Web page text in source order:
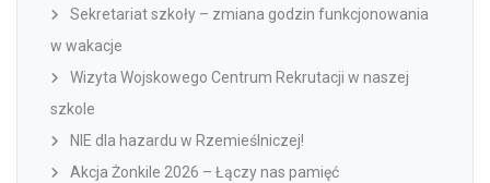
Sekretariat szkoły – zmiana godzin funkcjonowania
w wakacje
Wizyta Wojskowego Centrum Rekrutacji w naszej
szkole
NIE dla hazardu w Rzemieślniczej!
Akcja Żonkile 2026 – Łączy nas pamięć